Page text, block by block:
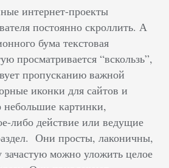
интернет-проекты
постоянно скроллить. А
бума текстовая
просматривается “вскользь”,
пропусканию важной
иконки для сайтов и
картинки,
либо действие или ведущие
Они просты, лаконичны,
зачастую можно уложить целое